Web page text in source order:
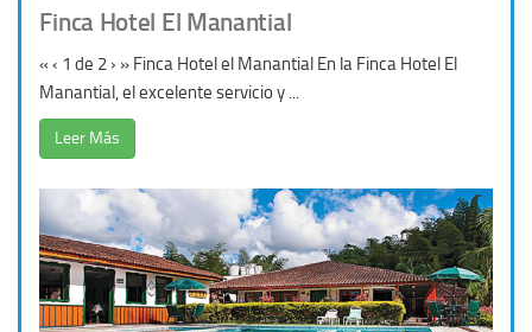
Finca Hotel El Manantial
« ‹ 1 de 2 › » Finca Hotel el Manantial En la Finca Hotel El
Manantial, el excelente servicio y ...
Leer Más